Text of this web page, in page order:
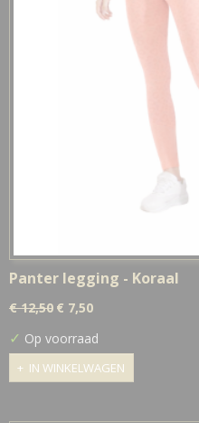
Panter legging - Koraal
€ 12,50 € 7,50
✓ Op voorraad
IN WINKELWAGEN